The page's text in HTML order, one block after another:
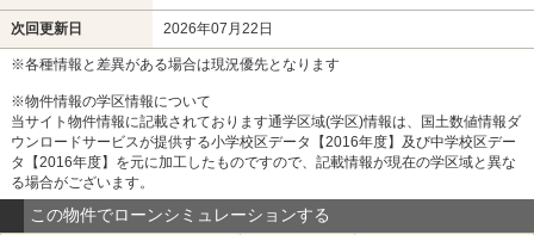
次回更新日 2026年07月22日
※各種情報と差異がある場合は現況優先となります
※物件情報の学区情報について
当サイト物件情報に記載されております通学区域(学区)情報は、国土数値情報ダ
ウンロードサービスが提供する小学校区データ【2016年度】及び中学校区デー
タ【2016年度】を元に加工したものですので、記載情報が現在の学区域と異な
る場合がございます。
この物件でローンシミュレーションする